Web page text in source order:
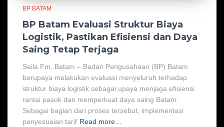
BP BATAM
BP Batam Evaluasi Struktur Biaya
Logistik, Pastikan Efisiensi dan Daya
Saing Tetap Terjaga
Seila Fm, Batam – Badan Pengusahaan (BP) Batam
berupaya melakukan evaluasi menyeluruh terhadap
struktur biaya logistik sebagai upaya menjaga efisiensi
rantai pasok dan memperkuat daya saing Batam.
Sebagai bagian dari proses tersebut, implementasi
penyesuaian tarif Read more…